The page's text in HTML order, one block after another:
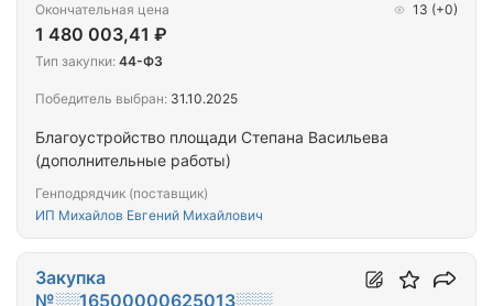
Благоустройство площади Степана Васильева
(дополнительные работы)
Генподрядчик (поставщик)
ИП Михайлов Евгений Михайлович
Окончательная цена
1 480 003,41 ₽
13 (+0)
Тип закупки: 44-ФЗ
Победитель выбран: 31.10.2025
Закупка
№░░16500000625013░░░